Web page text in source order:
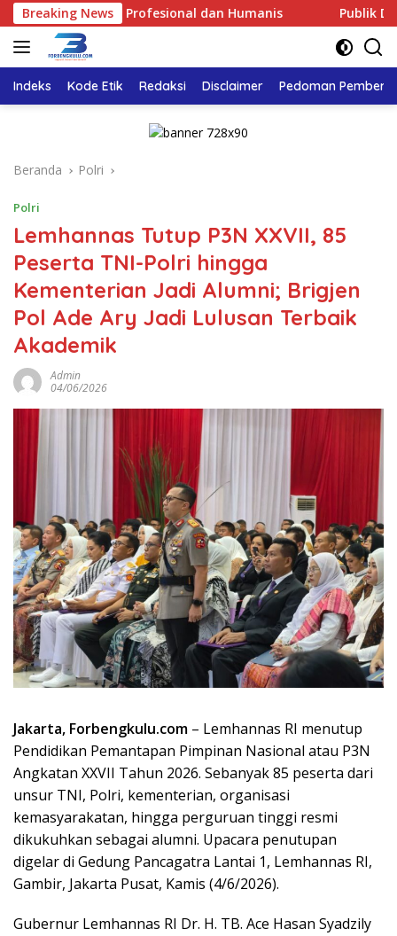
Langsung
ke
konten
Breaking News
yang Profesional dan Humanis Publik Desak Komisi
Indeks Kode Etik Redaksi Disclaimer Pedoman
Beranda Polri
Polri
Lemhannas Tutup P3N XXVII, 85
Peserta TNI-Polri hingga
Kementerian Jadi Alumni; Brigjen
Pol Ade Ary Jadi Lulusan Terbaik
Akademik
Admin
04/06/2026
Jakarta, Forbengkulu.com – Lemhannas RI menutup
Pendidikan Pemantapan Pimpinan Nasional atau P3N
Angkatan XXVII Tahun 2026. Sebanyak 85 peserta dari
unsur TNI, Polri, kementerian, organisasi
kemasyarakatan, hingga perguruan tinggi resmi
dikukuhkan sebagai alumni. Upacara penutupan
digelar di Gedung Pancagatra Lantai 1, Lemhannas RI,
Gambir, Jakarta Pusat, Kamis (4/6/2026).
Gubernur Lemhannas RI Dr. H. TB. Ace Hasan Syadzily